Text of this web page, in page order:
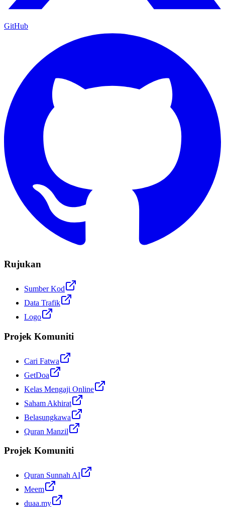
GitHub
Rujukan
Sumber Kod
Data Trafik
Logo
Projek Komuniti
Cari Fatwa
GetDoa
Kelas Mengaji Online
Saham Akhirat
Belasungkawa
Quran Manzil
Projek Komuniti
Quran Sunnah AI
Meem
duaa.my